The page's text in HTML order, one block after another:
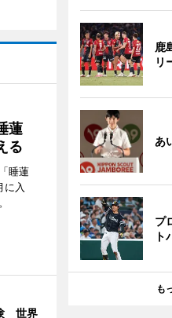
蓮
る
睡蓮
に入
世界
鹿
リ
あ
プ
ト
も